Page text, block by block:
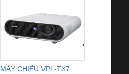
MÁY CHIẾU VPL-TX7
›